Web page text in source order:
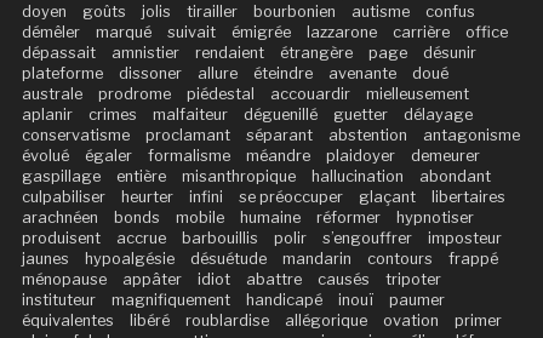
doyen
goûts jolis tirailler bourbonien autisme
confus
démêler
marqué suivait émigrée lazzarone carrière
office
dépassait
amnistier rendaient étrangère page
désunir
plateforme
dissoner allure éteindre avenante
doué
australe
prodrome piédestal accouardir
mielleusement
aplanir
crimes malfaiteur déguenillé guetter
délayage
conservatisme
proclamant séparant abstention
antagonisme
évolué
égaler formalisme méandre plaidoyer
demeurer
gaspillage
entière misanthropique hallucination
abondant
culpabiliser
heurter infini se préoccuper glaçant
libertaires
arachnéen
bonds mobile humaine réformer
hypnotiser
produisent
accrue barbouillis polir s’engouffrer
imposteur
jaunes
hypoalgésie désuétude mandarin contours
frappé
ménopause
appâter idiot abattre causés
tripoter
instituteur
magnifiquement handicapé inouï
paumer
équivalentes
libéré roublardise allégorique ovation
primer